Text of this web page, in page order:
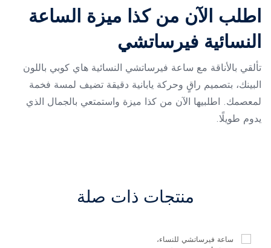
اطلب الآن من كذا ميزة الساعة
النسائية فيرساتشي
تألقي بالأناقة مع ساعة فيرساتشي النسائية هاي كوبي باللون
البينك، بتصميم راقٍ وحركة يابانية دقيقة تضيف لمسة فخمة
لمعصمك. اطلبيها الآن من كذا ميزة واستمتعي بالجمال الذي
يدوم طويلًا.
منتجات ذات صلة